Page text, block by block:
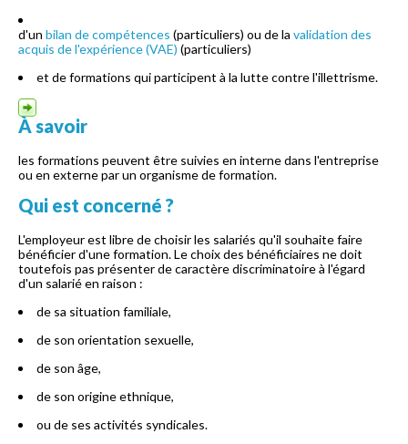
d'un bilan de compétences (particuliers) ou de la validation des
acquis de l'expérience (VAE) (particuliers)
et de formations qui participent à la lutte contre l'illettrisme.
À savoir
les formations peuvent être suivies en interne dans l'entreprise
ou en externe par un organisme de formation.
Qui est concerné ?
L'employeur est libre de choisir les salariés qu'il souhaite faire
bénéficier d'une formation. Le choix des bénéficiaires ne doit
toutefois pas présenter de caractère discriminatoire à l'égard
d'un salarié en raison :
de sa situation familiale,
de son orientation sexuelle,
de son âge,
de son origine ethnique,
ou de ses activités syndicales.